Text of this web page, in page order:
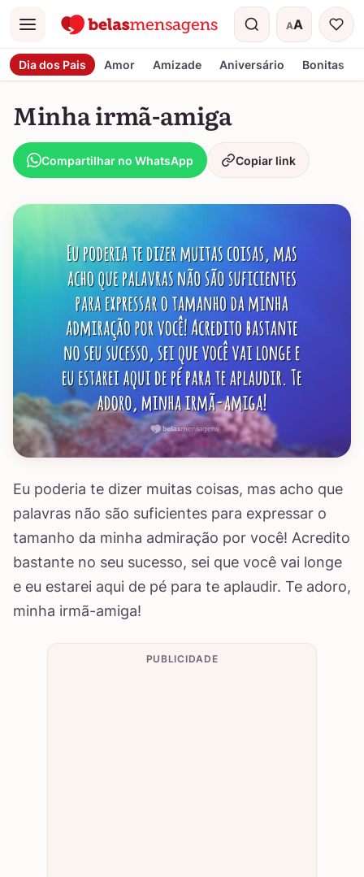
Menu AA
Tamanho do
Dia dos Pais Amor Amizade Aniversário Bonitas
Minha irmã-amiga
Compartilhar no WhatsApp Copiar link
Eu poderia te dizer muitas coisas, mas acho que
palavras não são suficientes para expressar o
tamanho da minha admiração por você! Acredito
bastante no seu sucesso, sei que você vai longe
e eu estarei aqui de pé para te aplaudir. Te adoro,
minha irmã-amiga!
PUBLICIDADE